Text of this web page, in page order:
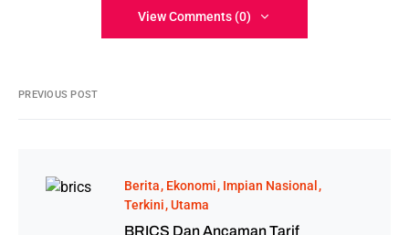
View Comments (0)
PREVIOUS POST
Berita Ekonomi Impian Nasional
Terkini Utama
BRICS Dan Ancaman Tarif